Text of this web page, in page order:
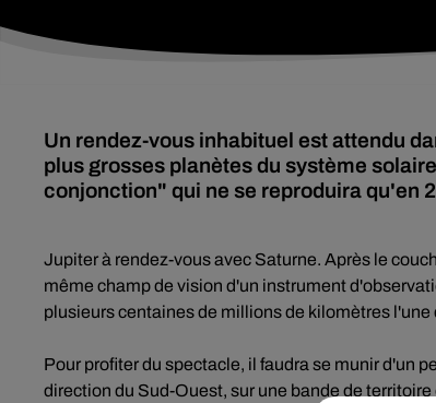
Un rendez-vous inhabituel est attendu
plus grosses planètes du système
conjonction" qui ne se reproduira qu'en
Jupiter à rendez-vous avec Saturne. Après le
même champ de vision d'un instrument
plusieurs centaines de millions de kilomètres l'une
Pour profiter du spectacle, il faudra se munir d'un
direction du Sud-Ouest, sur une bande de